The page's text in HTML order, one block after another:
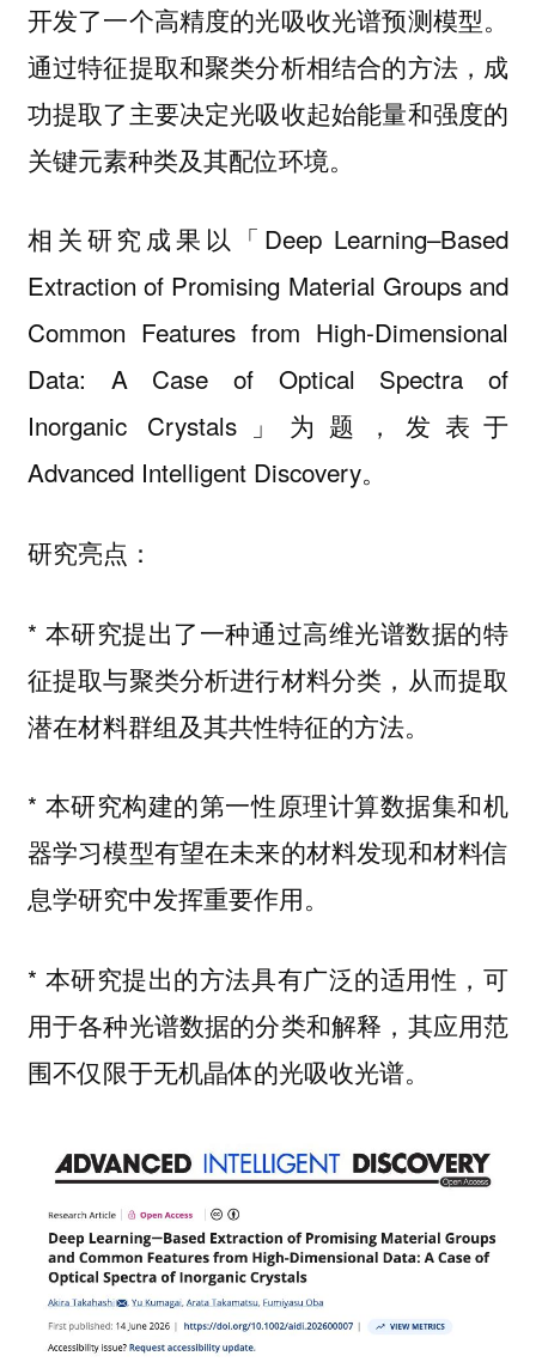
开发了一个高精度的光吸收光谱预测模型。
通过特征提取和聚类分析相结合的方法，成
功提取了主要决定光吸收起始能量和强度的
关键元素种类及其配位环境。
相关研究成果以「Deep Learning–Based
Extraction of Promising Material Groups and
Common Features from High-Dimensional
Data: A Case of Optical Spectra of
Inorganic Crystals」为题，发表于
Advanced Intelligent Discovery。
研究亮点：
* 本研究提出了一种通过高维光谱数据的特
征提取与聚类分析进行材料分类，从而提取
潜在材料群组及其共性特征的方法。
* 本研究构建的第一性原理计算数据集和机
器学习模型有望在未来的材料发现和材料信
息学研究中发挥重要作用。
* 本研究提出的方法具有广泛的适用性，可
用于各种光谱数据的分类和解释，其应用范
围不仅限于无机晶体的光吸收光谱。